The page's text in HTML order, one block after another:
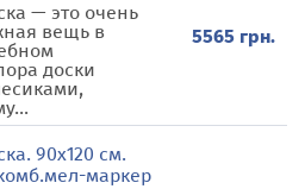
— это очень
вещь в
доски
5565 грн.
90х120 см.
маркер